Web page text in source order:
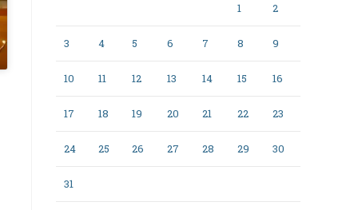
1 2
3 4 5 6 7 8 9
10 11 12 13 14 15 16
17 18 19 20 21 22 23
24 25 26 27 28 29 30
31